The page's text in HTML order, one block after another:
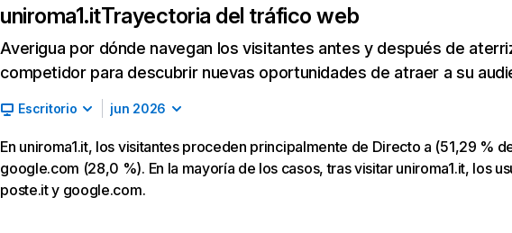
uniroma1.itTrayectoria del tráfico web
Averigua por dónde navegan los visitantes antes y después de
competidor para descubrir nuevas oportunidades de atraer a su
Escritorio jun 2026
En uniroma1.it, los visitantes proceden principalmente de Directo a (51,29 %
google.com (28,0 %). En la mayoría de los casos, tras visitar uniroma1.it, los
poste.it y google.com.